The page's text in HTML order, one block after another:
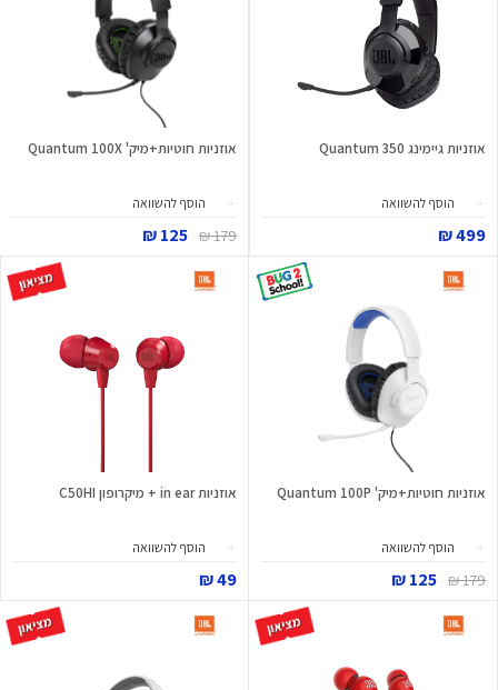
אוזניות גיימינג Quantum 350
הוסף להשוואה
499 ₪
אוזניות חוטיות+מיק' Quantum 100X
הוסף להשוואה
179 ₪
125 ₪
אוזניות חוטיות+מיק' Quantum 100P
הוסף להשוואה
179 ₪
125 ₪
אוזניות in ear + מיקרופון C50HI
הוסף להשוואה
49 ₪